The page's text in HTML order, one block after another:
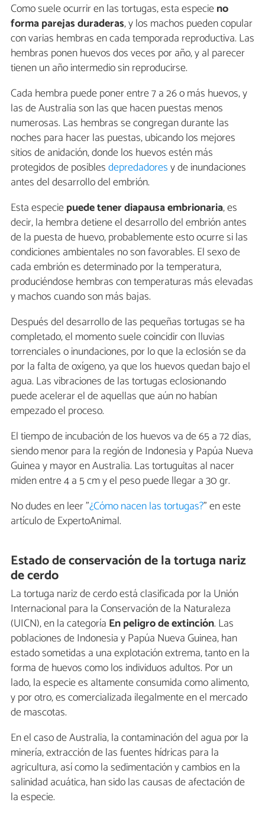
Como suele ocurrir en las tortugas, esta especieno
forma parejas duraderas, y los machos pueden copular
con varias hembras en cada temporada reproductiva. Las
hembras ponen huevos dos veces por año, y al parecer
tienen un año intermedio sin reproducirse.
Cada hembra puede poner entre 7 a 26 o más huevos, y
las de Australia son las que hacen puestas menos
numerosas. Las hembras se congregan durante las
noches para hacer las puestas, ubicando los mejores
sitios de anidación, donde los huevos estén más
protegidos de posiblesdepredadoresy de inundaciones
antes del desarrollo del embrión.
Esta especiepuede tener diapausa embrionaria, es
decir, la hembra detiene el desarrollo del embrión antes
de la puesta de huevo, probablemente esto ocurre si las
condiciones ambientales no son favorables. El sexo de
cada embrión es determinado por la temperatura,
produciéndose hembras con temperaturas más elevadas
y machos cuando son más bajas.
Después del desarrollo de las pequeñas tortugas se ha
completado, el momento suele coincidir con lluvias
torrenciales o inundaciones, por lo que la eclosión se da
por la falta de oxígeno, ya que los huevos quedan bajo el
agua. Las vibraciones de las tortugas eclosionando
puede acelerar el de aquellas que aún no habían
empezado el proceso.
El tiempo de incubación de los huevos va de 65 a 72 días,
siendo menor para la región de Indonesia y Papúa Nueva
Guinea y mayor en Australia. Las tortuguitas al nacer
miden entre 4 a 5 cm y el peso puede llegar a 30 gr.
No dudes en leer "¿Cómo nacen las tortugas?" en este
artículo de ExpertoAnimal.
Estado de conservación de la tortuga nariz
de cerdo
La tortuga nariz de cerdo está clasificada por la Unión
Internacional para la Conservación de la Naturaleza
(UICN), en la categoría En peligro de extinción. Las
poblaciones de Indonesia y Papúa Nueva Guinea, han
estado sometidas a una explotación extrema, tanto en la
forma de huevos como los individuos adultos. Por un
lado, la especie es altamente consumida como alimento,
y por otro, es comercializada ilegalmente en el mercado
de mascotas.
En el caso de Australia, la contaminación del agua por la
minería, extracción de las fuentes hídricas para la
agricultura, así como la sedimentación y cambios en la
salinidad acuática, han sido las causas de afectación de
la especie.